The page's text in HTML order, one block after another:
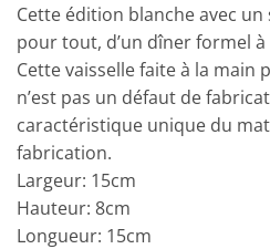
Cette édition blanche avec
pour tout, d’un dîner formel à
Cette vaisselle faite à la main
n’est pas un défaut de
caractéristique unique du
fabrication.
Largeur: 15cm
Hauteur: 8cm
Longueur: 15cm